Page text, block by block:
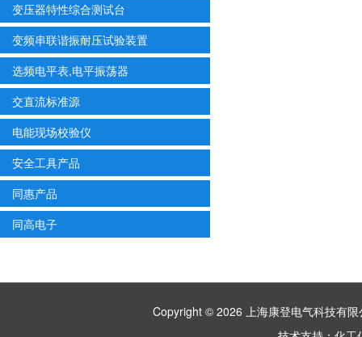
变压器特性综合测试台
变频串联谐振耐压试验装置
选频电平表,电平振荡器
交直流标准源
电能现场校验仪
安全工具产品
同惠产品
同高电子
Copyright © 2026 上海康登电气科技有